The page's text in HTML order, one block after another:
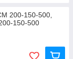
200-150-500,
150-500